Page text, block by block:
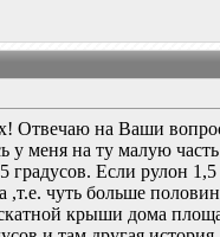
Отвечаю на Ваши
у меня на ту малую
градусов. Если рулон
,т.е. чуть больше
крыши дома